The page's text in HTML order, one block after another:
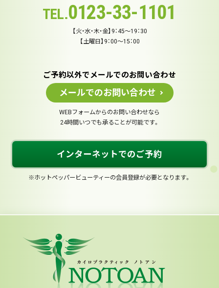
TEL.0123-33-1101
【火・水・木・金】9：45～19：30
【土曜日】9：00～15：00
ご予約以外でメールでのお問い合わせ
メールでのお問い合わせ
WEBフォームからのお問い合わせなら
24時間いつでも承ることが可能です。
インターネットでのご予約
※ホットペッパービューティーの会員登録が必要となります。